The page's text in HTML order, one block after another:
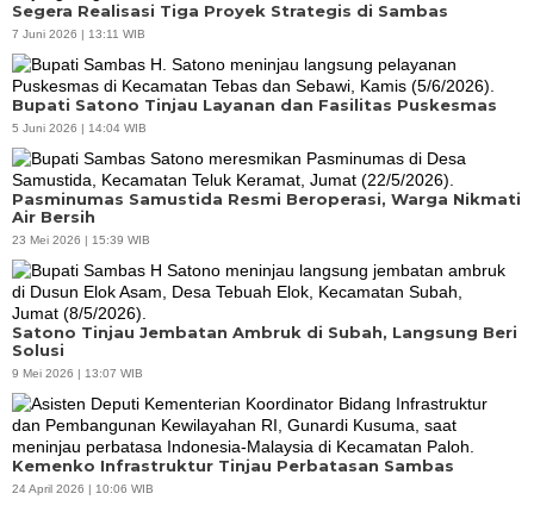
Segera Realisasi Tiga Proyek Strategis di Sambas
7 Juni 2026 | 13:11 WIB
Bupati Satono Tinjau Layanan dan Fasilitas Puskesmas
5 Juni 2026 | 14:04 WIB
Pasminumas Samustida Resmi Beroperasi, Warga Nikmati
Air Bersih
23 Mei 2026 | 15:39 WIB
Satono Tinjau Jembatan Ambruk di Subah, Langsung Beri
Solusi
9 Mei 2026 | 13:07 WIB
Kemenko Infrastruktur Tinjau Perbatasan Sambas
24 April 2026 | 10:06 WIB